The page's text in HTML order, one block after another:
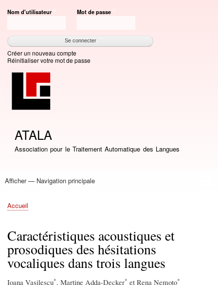
au
principal
Nom d'utilisateur Mot de passe
Créer un nouveau compte
Réinitialiser votre mot de passe
ATALA
Association pour le Traitement Automatique des Langues
Navigation
Afficher — Navigation principale
Accueil
Association
Bourses
Adhésion
Revue TAL
Liste LN
Conférence TALN
Conférences
Prix de thèse
Prix TALN-RECITAL
Annuaires
Journées
Offres d'emploi
Fil
Accueil
Caractéristiques acoustiques et
prosodiques des hésitations
vocaliques dans trois langues
Ioana Vasilescu*, Martine Adda-Decker* et Rena Nemoto*